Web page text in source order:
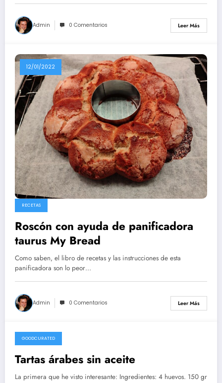
Admin 0 Comentarios Leer Más
12/01/2022
RECETAS
Roscón con ayuda de panificadora
taurus My Bread
Como saben, el libro de recetas y las instrucciones de esta
panificadora son lo peor…
Admin 0 Comentarios Leer Más
21/02/2021
GOODCURATED
Tartas árabes sin aceite
La primera que he visto interesante: Ingredientes: 4 huevos. 150 gr